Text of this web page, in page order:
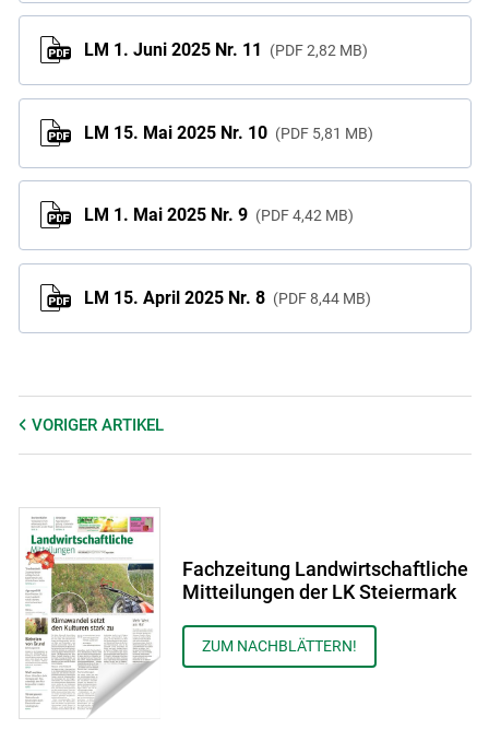
LM 1. Juni 2025 Nr. 11 PDF 2,82 MB
LM 15. Mai 2025 Nr. 10 PDF 5,81 MB
LM 1. Mai 2025 Nr. 9 PDF 4,42 MB
LM 15. April 2025 Nr. 8 PDF 8,44 MB
VORIGER ARTIKEL
Fachzeitung Landwirtschaftliche
Mitteilungen der LK Steiermark
ZUM NACHBLÄTTERN!